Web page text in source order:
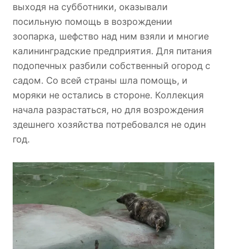
выходя на субботники, оказывали
посильную помощь в возрождении
зоопарка, шефство над ним взяли и многие
калининградские предприятия. Для питания
подопечных разбили собственный огород с
садом. Со всей страны шла помощь, и
моряки не остались в стороне. Коллекция
начала разрастаться, но для возрождения
здешнего хозяйства потребовался не один
год.